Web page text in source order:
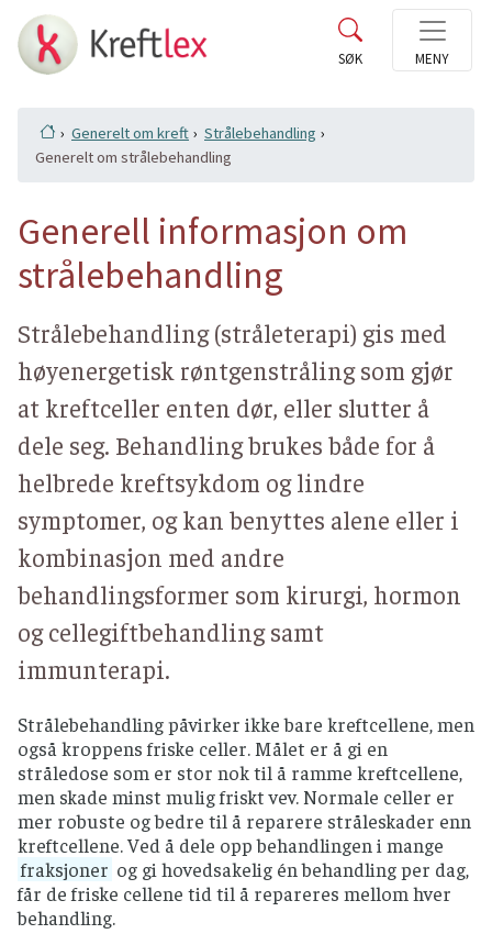
Generelt om kreft
Strålebehandling
Generelt om strålebehandling
Generell informasjon om
strålebehandling
Strålebehandling (stråleterapi) gis med
høyenergetisk røntgenstråling som gjør
at kreftceller enten dør, eller slutter å
dele seg. Behandling brukes både for å
helbrede kreftsykdom og lindre
symptomer, og kan benyttes alene eller i
kombinasjon med andre
behandlingsformer som kirurgi, hormon
og cellegiftbehandling samt
immunterapi.
Strålebehandling påvirker ikke bare kreftcellene, men
også kroppens friske celler. Målet er å gi en
stråledose som er stor nok til å ramme kreftcellene,
men skade minst mulig friskt vev. Normale celler er
mer robuste og bedre til å reparere stråleskader enn
kreftcellene. Ved å dele opp behandlingen i mange
fraksjoner og gi hovedsakelig én behandling per dag,
får de friske cellene tid til å repareres mellom hver
behandling.